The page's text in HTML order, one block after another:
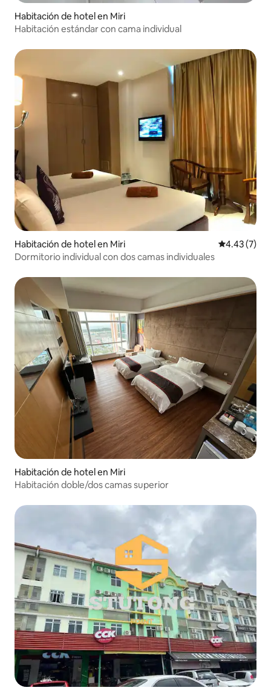
Habitación de hotel en Miri
Habitación estándar con cama individual
Habitación de hotel en Miri Calificación
4.43 (7)
Dormitorio individual con dos camas individuales
Habitación de hotel en Miri
Habitación doble/dos camas superior